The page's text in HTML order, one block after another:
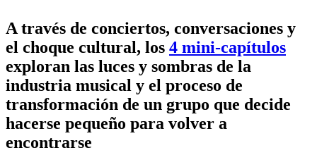
A través de conciertos, conversaciones y
el choque cultural, los 4 mini-capítulos
exploran las luces y sombras de la
industria musical y el proceso de
transformación de un grupo que decide
hacerse pequeño para volver a
encontrarse